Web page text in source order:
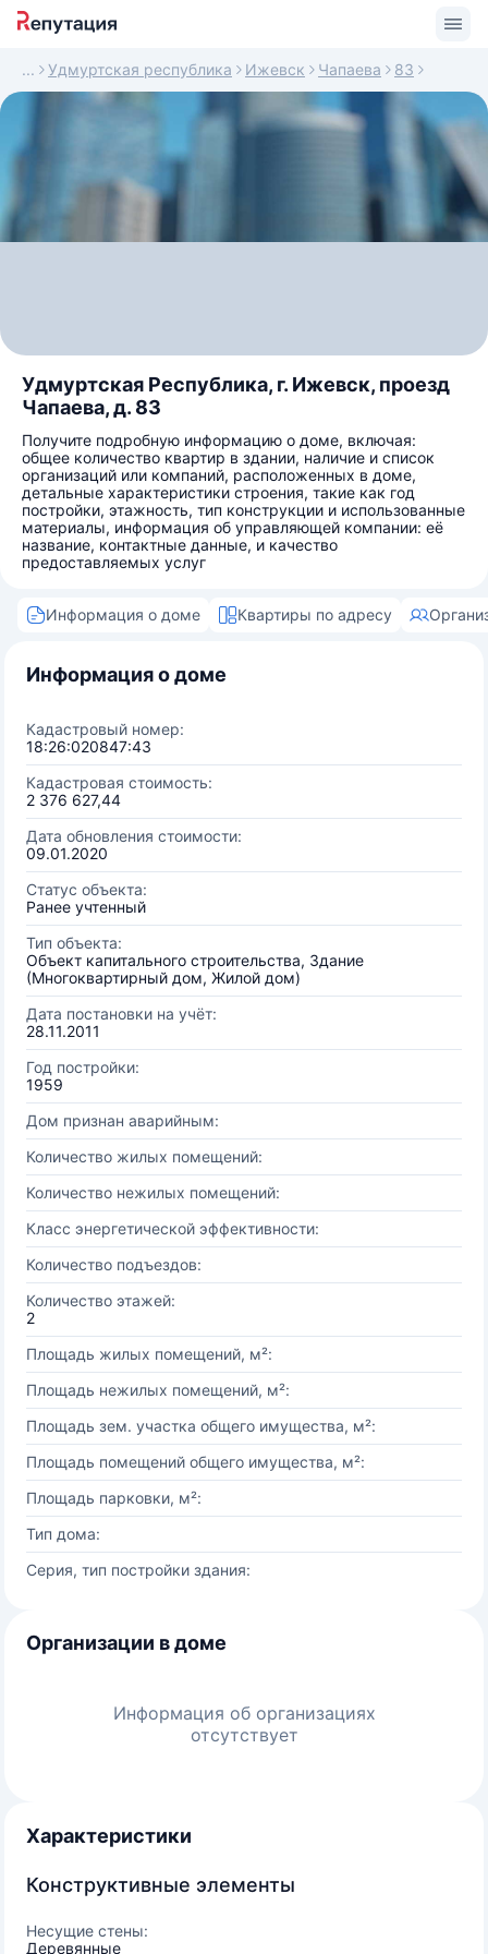
Удмуртская республика Ижевск Чапаева 83
Удмуртская Республика, г. Ижевск, проезд
Чапаева, д. 83
Получите подробную информацию о доме, включая:
общее количество квартир в здании, наличие и список
организаций или компаний, расположенных в доме,
детальные характеристики строения, такие как год
постройки, этажность, тип конструкции и использованные
материалы, информация об управляющей компании: её
название, контактные данные, и качество
предоставляемых услуг
Информация о доме Квартиры по адресу
Информация о доме
Кадастровый номер:
18:26:020847:43
Кадастровая стоимость:
2 376 627,44
Дата обновления стоимости:
09.01.2020
Статус объекта:
Ранее учтенный
Тип объекта:
Объект капитального строительства, Здание
(Многоквартирный дом, Жилой дом)
Дата постановки на учёт:
28.11.2011
Год постройки:
1959
Дом признан аварийным:
Количество жилых помещений:
Количество нежилых помещений:
Класс энергетической эффективности:
Количество подъездов:
Количество этажей:
2
Площадь жилых помещений, м²:
Площадь нежилых помещений, м²:
Площадь зем. участка общего имущества, м²:
Площадь помещений общего имущества, м²:
Площадь парковки, м²:
Тип дома:
Серия, тип постройки здания:
Организации в доме
Информация об организациях
отсутствует
Характеристики
Конструктивные элементы
Несущие стены:
Деревянные